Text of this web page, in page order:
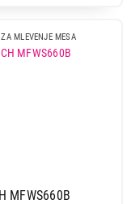
MLEVENJE MESA
MFWS660B